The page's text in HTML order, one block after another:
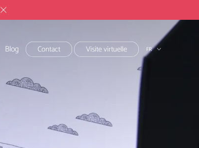
Blog Contact Visite virtuelle FR